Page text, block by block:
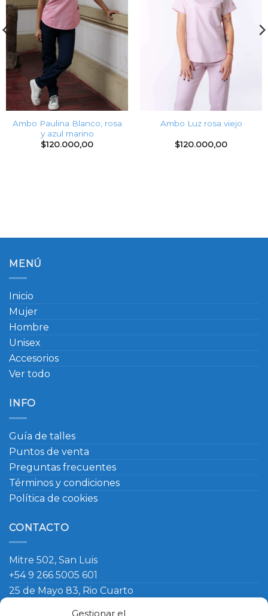
Gestionar el
Ambo Paulina Blanco, rosa
y azul marino
$120.000,00
Ambo Luz rosa viejo
$120.000,00
MENÚ
Inicio
Mujer
Hombre
Unisex
Accesorios
Ver todo
INFO
Guía de talles
Puntos de venta
Preguntas frecuentes
Términos y condiciones
Política de cookies
CONTACTO
Mitre 502, San Luis
+54 9 266 5005 601
25 de Mayo 83, Rio Cuarto